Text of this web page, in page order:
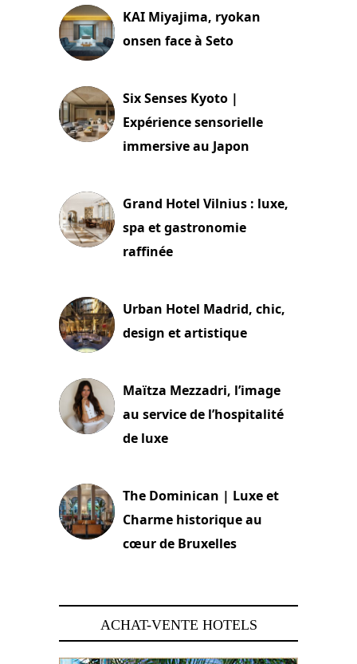
KAI Miyajima, ryokan
onsen face à Seto
Six Senses Kyoto |
Expérience sensorielle
immersive au Japon
Grand Hotel Vilnius : luxe,
spa et gastronomie
raffinée
Urban Hotel Madrid, chic,
design et artistique
Maïtza Mezzadri, l’image
au service de l’hospitalité
de luxe
The Dominican | Luxe et
Charme historique au
cœur de Bruxelles
ACHAT-VENTE HOTELS